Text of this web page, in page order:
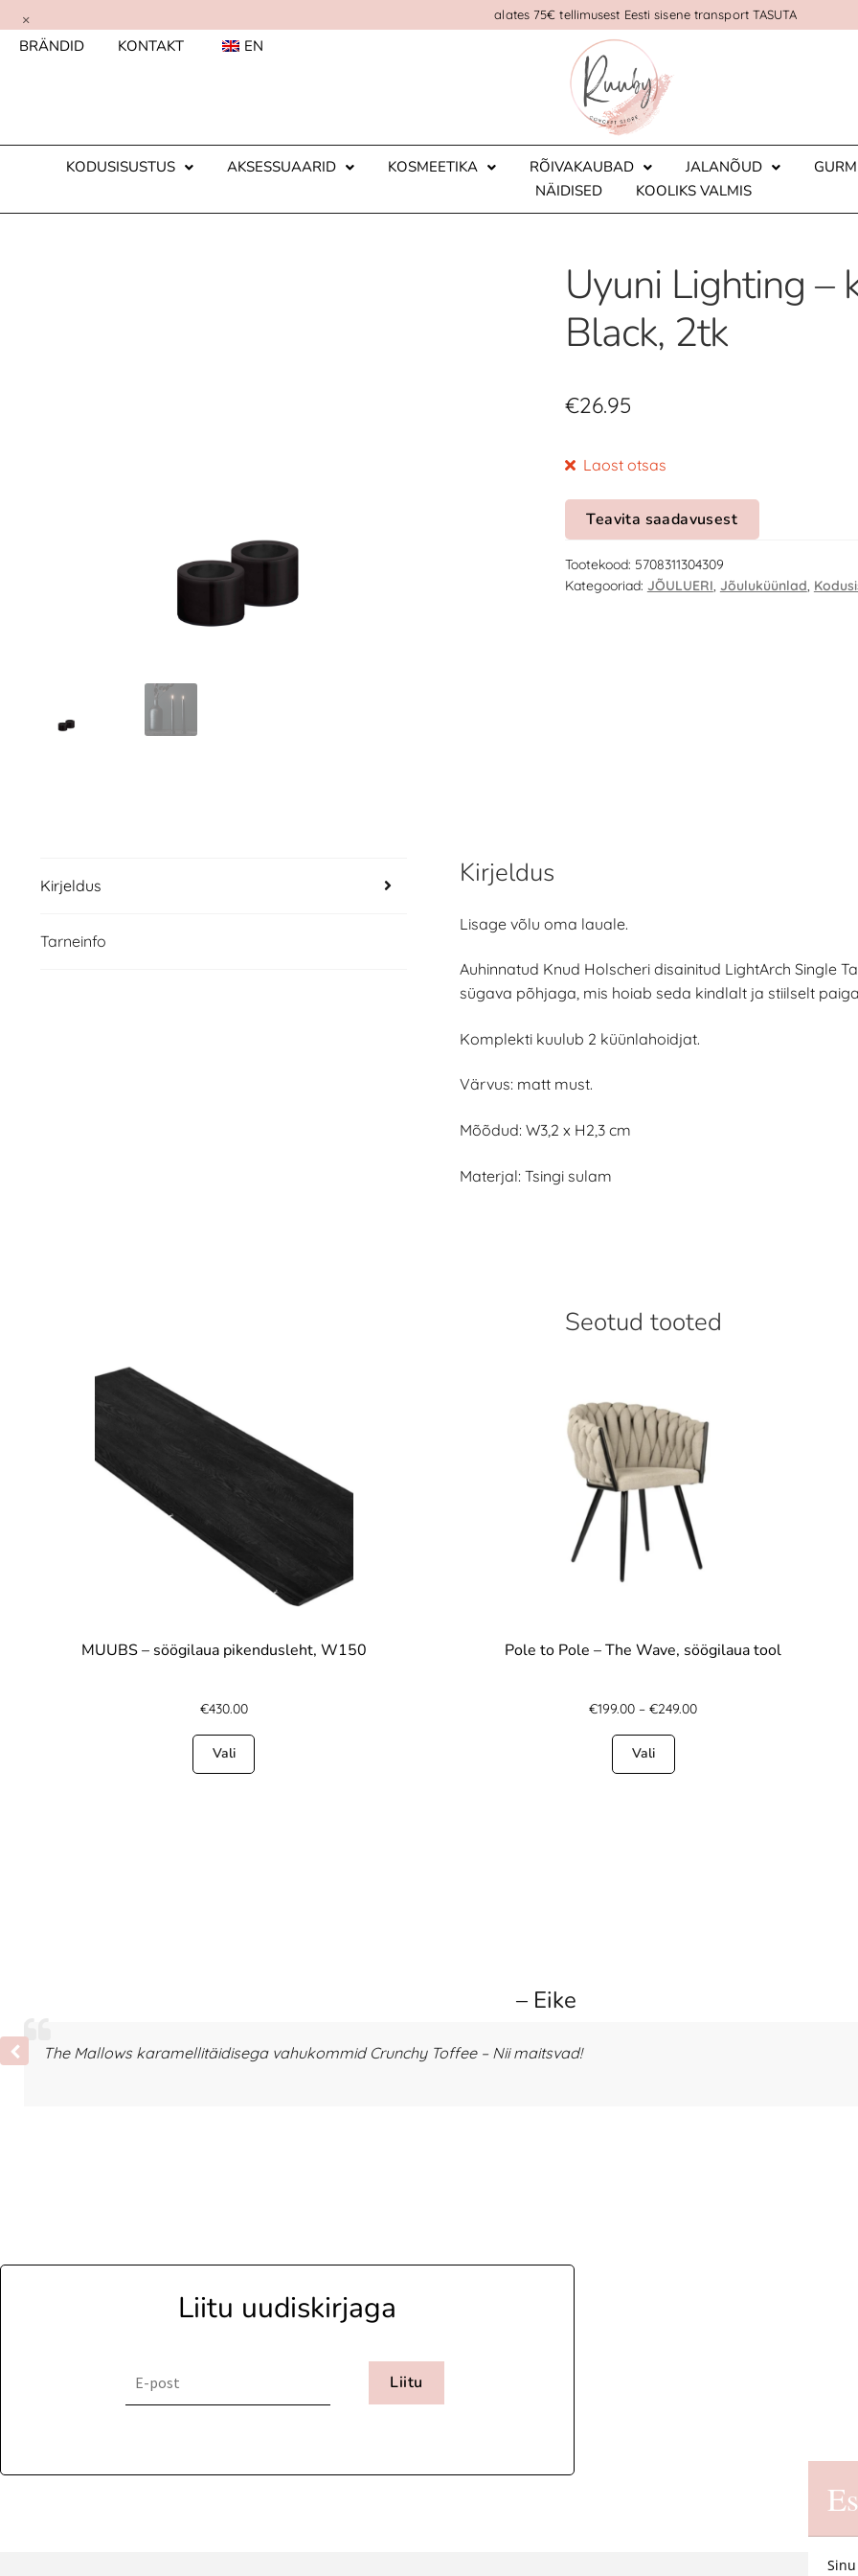
alates 75€ tellimusest Eesti sisene transport TASUTA
×
BRÄNDID KONTAKT EN
KODUSISUSTUS AKSESSUAARID KOSMEETIKA RÕIVAKAUBAD JALANÕUD
NÄIDISED
KOOLIKS VALMIS
Uyuni Lighting –
Black, 2tk
€26.95
Laost otsas
Teavita saadavusest
Tootekood: 5708311304309
Kategooriad: JÕULUERI Jõuluküünlad
Kirjeldus
Tarneinfo
Kirjeldus
Lisage võlu oma lauale.
Auhinnatud Knud Holscheri disainitud LightArch Single
sügava põhjaga, mis hoiab seda kindlalt ja stiilselt
Komplekti kuulub 2 küünlahoidjat.
Värvus: matt must.
Mõõdud: W3,2 x H2,3 cm
Materjal: Tsingi sulam
Seotud tooted
MUUBS – söögilaua pikendusleht, W150
€430.00
Vali
Pole to Pole – The Wave, söögilaua tool
€199.00 – €249.00
Vali
– Eike
The Mallows karamellitäidisega vahukommid Crunchy Toffee – Nii maitsvad!
Liitu uudiskirjaga
Liitu